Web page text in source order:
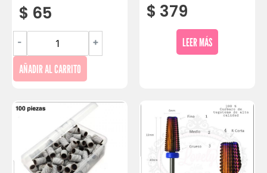
$ 65
- +
AÑADIR AL CARRITO
$ 379
LEER MÁS